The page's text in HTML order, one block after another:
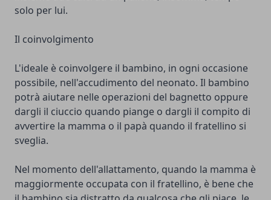
solo per lui.
Il coinvolgimento
L'ideale è coinvolgere il bambino, in ogni occasione
possibile, nell'accudimento del neonato. Il bambino
potrà aiutare nelle operazioni del bagnetto oppure
dargli il ciuccio quando piange o dargli il compito di
avvertire la mamma o il papà quando il fratellino si
sveglia.
Nel momento dell'allattamento, quando la mamma è
maggiormente occupata con il fratellino, è bene che